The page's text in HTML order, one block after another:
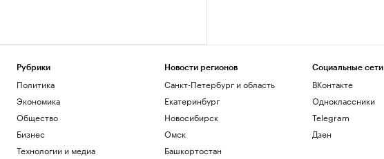
Рубрики
Политика
Экономика
Общество
Бизнес
Технологии и медиа
Новости регионов
Санкт-Петербург и область
Екатеринбург
Новосибирск
Омск
Башкортостан
Социальные сети
ВКонтакте
Одноклассники
Telegram
Дзен